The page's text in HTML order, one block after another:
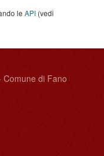
le API (vedi
Comune di Fano